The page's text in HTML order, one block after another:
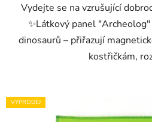
Vydejte se na vzrušující
✨Látkový panel
dinosaurů – přiřazují
kostřičkám,
VÝPRODEJ